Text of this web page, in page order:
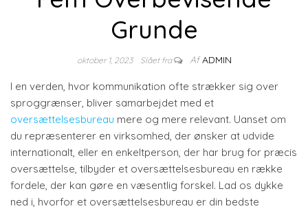
Grunde
oktober 1, 2023 Slået fra Af ADMIN
I en verden, hvor kommunikation ofte strækker sig over
sproggrænser, bliver samarbejdet med et
oversættelsesbureau mere og mere relevant. Uanset om
du repræsenterer en virksomhed, der ønsker at udvide
internationalt, eller en enkeltperson, der har brug for præcis
oversættelse, tilbyder et oversættelsesbureau en række
fordele, der kan gøre en væsentlig forskel. Lad os dykke
ned i, hvorfor et oversættelsesbureau er din bedste